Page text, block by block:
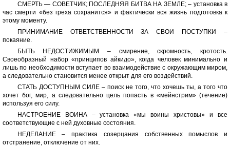
СМЕРТЬ — СОВЕТЧИК; ПОСЛЕДНЯЯ БИТВА НА ЗЕМЛЕ; – установка в
час смерти «без греха сохранится» и фактически вся жизнь подготовка к
этому моменту.
ПРИНИМАНИЕ ОТВЕТСТВЕННОСТИ ЗА СВОИ ПОСТУПКИ –
покаяние.
БЫТЬ НЕДОСТИЖИМЫМ – смирение, скромность, кротость.
Своеобразный набор «принципов айкидо», когда человек минимально и
лишь по необходимости вступает во взаимодействие с окружающим миром,
а следовательно становится менее открыт для его воздействий.
СТАТЬ ДОСТУПНЫМ СИЛЕ – поиск не того, что хочешь ты, а того что
хочет бог, мир, а следовательно цель попасть в «мейнстрим» (течение)
используя его силу.
НАСТРОЕНИЕ ВОИНА – установка «мы воины христовы» и все
соответствующие с ней духовные состояния.
НЕДЕЛАНИЕ – практика созерцания собственных помыслов и
отстранение, отключение от них.